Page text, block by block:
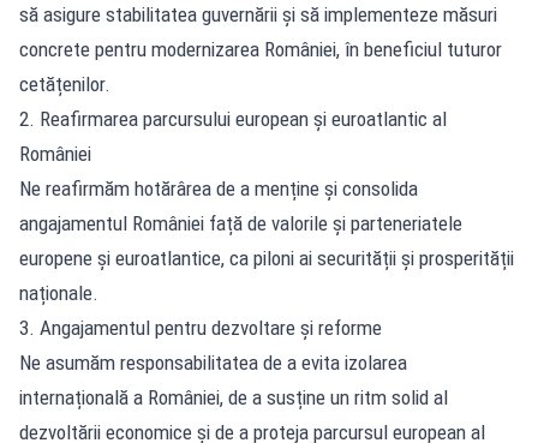
să asigure stabilitatea guvernării și să implementeze măsuri
concrete pentru modernizarea României, în beneficiul tuturor
cetățenilor.
2. Reafirmarea parcursului european și euroatlantic al
României
Ne reafirmăm hotărârea de a menține și consolida
angajamentul României față de valorile și parteneriatele
europene și euroatlantice, ca piloni ai securității și prosperității
naționale.
3. Angajamentul pentru dezvoltare și reforme
Ne asumăm responsabilitatea de a evita izolarea
internațională a României, de a susține un ritm solid al
dezvoltării economice și de a proteja parcursul european al